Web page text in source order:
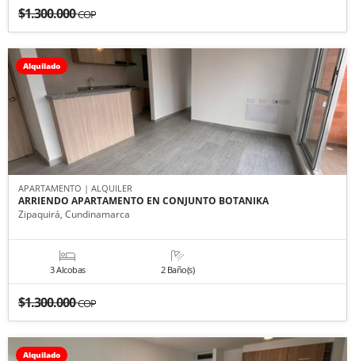
$1.300.000COP
Alquilado
APARTAMENTO | ALQUILER
ARRIENDO APARTAMENTO EN CONJUNTO BOTANIKA
Zipaquirá, Cundinamarca
3 Alcobas 2 Baño(s)
$1.300.000COP
Alquilado